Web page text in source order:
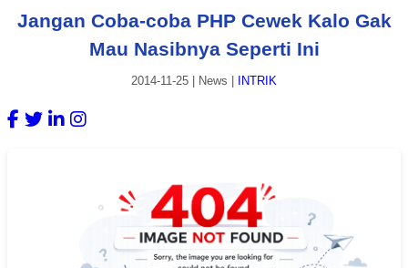
Jangan Coba-coba PHP Cewek Kalo Gak
Mau Nasibnya Seperti Ini
2014-11-25 News INTRIK